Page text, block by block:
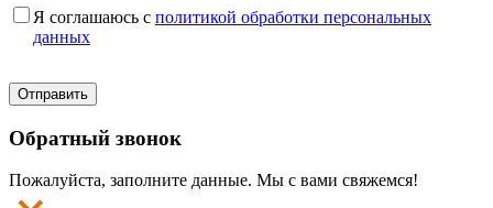
Я соглашаюсь с политикой обработки персональных
данных
Обратный звонок
Пожалуйста, заполните данные. Мы с вами свяжемся!